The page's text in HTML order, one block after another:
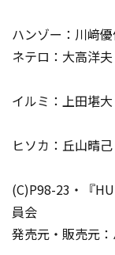
ハンゾー：川﨑
ネテロ：大高洋夫
イルミ：上田堪大
ヒソカ：丘山
(C)P98-23・『
員会
発売元・販売元